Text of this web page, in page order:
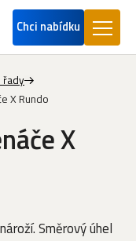
Chci nabídku
řady
X Rundo
X
Směrový úhel